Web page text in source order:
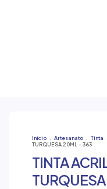
Início Artesanato Tinta
TURQUESA 20ML - 363
TINTA